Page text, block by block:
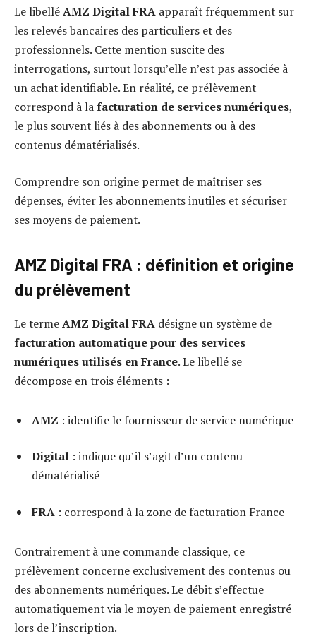
Le libelléAMZ Digital FRA apparaît fréquemment sur
les relevés bancaires des particuliers et des
professionnels. Cette mention suscite des
interrogations, surtout lorsqu’elle n’est pas associée à
un achat identifiable. En réalité, ce prélèvement
correspond à lafacturation de services numériques,
le plus souvent liés à des abonnements ou à des
contenus dématérialisés.
Comprendre son origine permet de maîtriser ses
dépenses, éviter les abonnements inutiles et sécuriser
ses moyens de paiement.
AMZ Digital FRA : définition et origine
du prélèvement
Le termeAMZ Digital FRA désigne un système de
facturation automatique pour des services
numériques utilisés en France. Le libellé se
décompose en trois éléments :
AMZ : identifie le fournisseur de service numérique
Digital : indique qu’il s’agit d’un contenu
dématérialisé
FRA : correspond à la zone de facturation France
Contrairement à une commande classique, ce
prélèvement concerne exclusivement des contenus ou
des abonnements numériques. Le débit s’effectue
automatiquement via le moyen de paiement enregistré
lors de l’inscription.